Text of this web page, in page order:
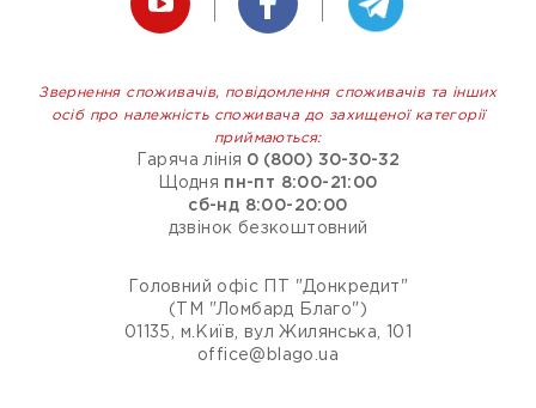
Звернення споживачів, повідомлення споживачів та інших
осіб про належність споживача до захищеної категорії
приймаються:
Гаряча лінія 0 (800) 30-30-32
Щодня пн-пт 8:00-21:00
сб-нд 8:00-20:00
дзвінок безкоштовний
Головний офіс ПТ "Донкредит"
(ТМ "Ломбард Благо")
01135, м.Київ, вул Жилянська, 101
office@blago.ua